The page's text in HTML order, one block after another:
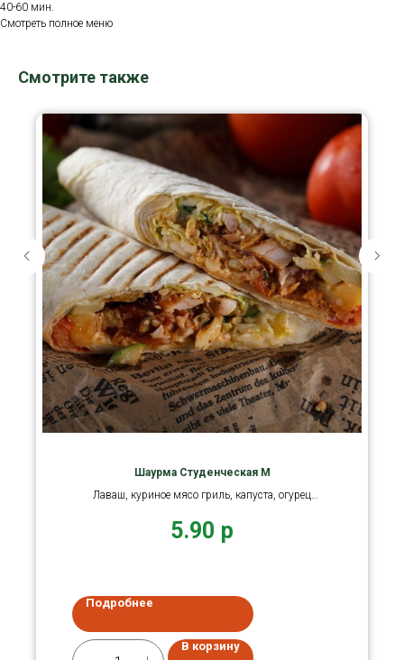
40-60 мин.
Смотреть полное меню
Смотрите также
Шаурма Студенческая M
Лаваш, куриное мясо гриль, капуста, огурец
5.90 р
Подробнее
В корзину